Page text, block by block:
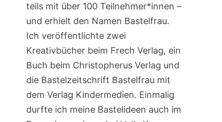
teils mit über 100 Teilnehmer*innen –
und erhielt den Namen Bastelfrau.
Ich veröffentlichte zwei
Kreativbücher beim Frech Verlag, ein
Buch beim Christopherus Verlag und
die Bastelzeitschrift Bastelfrau mit
dem Verlag Kindermedien. Einmalig
durfte ich meine Bastelideen auch im